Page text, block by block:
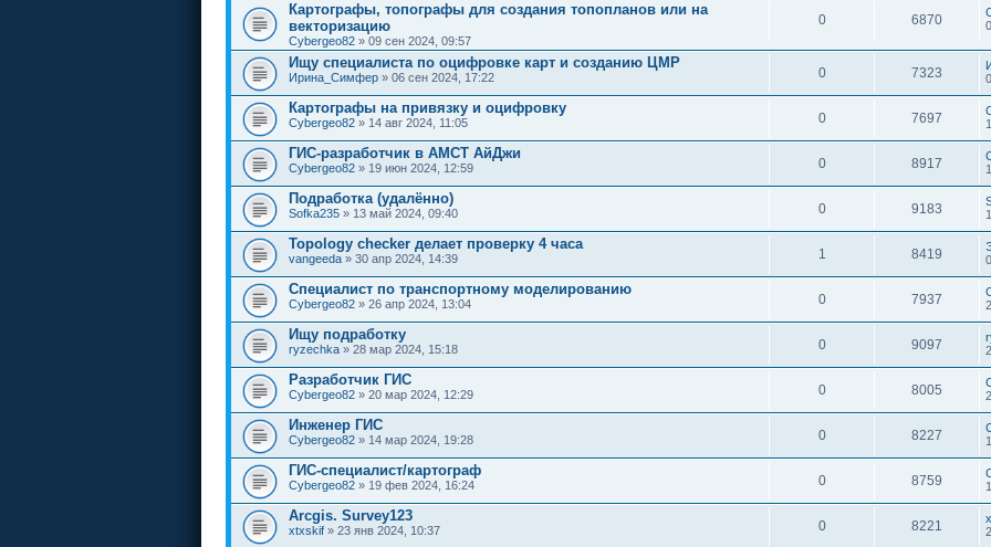
Картографы, топографы для создания топопланов или на
векторизацию
Cybergeo82 » 09 сен 2024, 09:57
0 6870
Ищу специалиста по оцифровке карт и созданию ЦМР
Ирина_Симфер » 06 сен 2024, 17:22 0 7323
Картографы на привязку и оцифровку
Cybergeo82 » 14 авг 2024, 11:05 0 7697
ГИС-разработчик в АМСТ АйДжи
Cybergeo82 » 19 июн 2024, 12:59 0 8917
Подработка (удалённо)
Sofka235 » 13 май 2024, 09:40 0 9183
Topology checker делает проверку 4 часа
vangeeda » 30 апр 2024, 14:39 1 8419
Cпециалист по транспортному моделированию
Cybergeo82 » 26 апр 2024, 13:04 0 7937
Ищу подработку
ryzechka » 28 мар 2024, 15:18 0 9097
Разработчик ГИС
Cybergeo82 » 20 мар 2024, 12:29 0 8005
Инженер ГИС
Cybergeo82 » 14 мар 2024, 19:28 0 8227
ГИС-специалист/картограф
Cybergeo82 » 19 фев 2024, 16:24 0 8759
Arcgis. Survey123
xtxskif » 23 янв 2024, 10:37 0 8221